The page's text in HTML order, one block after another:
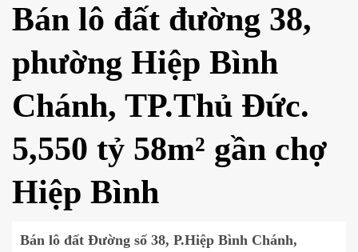
Bán lô đất đường 38,
phường Hiệp Bình
Chánh, TP.Thủ Đức.
5,550 tỷ 58m² gần chợ
Hiệp Bình
Bán lô đất Đường số 38, P.Hiệp Bình Chánh,